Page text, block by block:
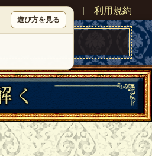
|お問い合わせ|利用規約
遊び方を見る